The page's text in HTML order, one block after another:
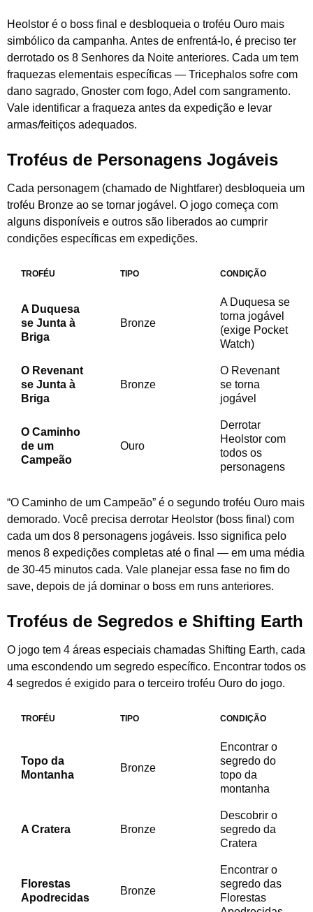
Heolstor é o boss final e desbloqueia o troféu Ouro mais
simbólico da campanha. Antes de enfrentá-lo, é preciso ter
derrotado os 8 Senhores da Noite anteriores. Cada um tem
fraquezas elementais específicas — Tricephalos sofre com
dano sagrado, Gnoster com fogo, Adel com sangramento.
Vale identificar a fraqueza antes da expedição e levar
armas/feitiços adequados.
Troféus de Personagens Jogáveis
Cada personagem (chamado de Nightfarer) desbloqueia um
troféu Bronze ao se tornar jogável. O jogo começa com
alguns disponíveis e outros são liberados ao cumprir
condições específicas em expedições.
TROFÉU TIPO CONDIÇÃO
A Duquesa
se Junta à
Briga
Bronze
A Duquesa se
torna jogável
(exige Pocket
Watch)
O Revenant
se Junta à
Briga
Bronze
O Revenant
se torna
jogável
O Caminho
de um
Campeão
Ouro
Derrotar
Heolstor com
todos os
personagens
“O Caminho de um Campeão” é o segundo troféu Ouro mais
demorado. Você precisa derrotar Heolstor (boss final) com
cada um dos 8 personagens jogáveis. Isso significa pelo
menos 8 expedições completas até o final — em uma média
de 30-45 minutos cada. Vale planejar essa fase no fim do
save, depois de já dominar o boss em runs anteriores.
Troféus de Segredos e Shifting Earth
O jogo tem 4 áreas especiais chamadas Shifting Earth, cada
uma escondendo um segredo específico. Encontrar todos os
4 segredos é exigido para o terceiro troféu Ouro do jogo.
TROFÉU TIPO CONDIÇÃO
Topo da
Montanha
Bronze
Encontrar o
segredo do
topo da
montanha
A Cratera Bronze
Descobrir o
segredo da
Cratera
Florestas
Apodrecidas
Bronze
Encontrar o
segredo das
Florestas